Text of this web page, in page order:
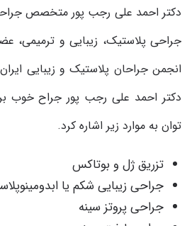
دکتر احمد علی رجب پور متخصص
جراحی پلاستیک، زیبایی و ترمیمی،
انجمن جراحان پلاستیک و زیبایی
دکتر احمد علی رجب پور جراح خوب
توان به موارد زیر اشاره کرد.
تزریق ژل و بوتاکس
جراحی زیبایی شکم یا
جراحی پروتز سینه